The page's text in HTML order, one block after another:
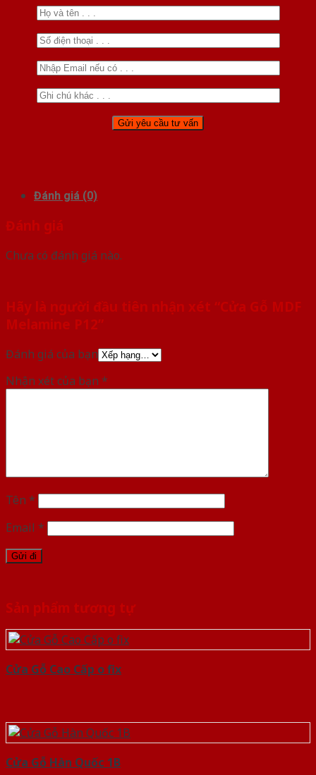
Đánh giá (0)
Đánh giá
Chưa có đánh giá nào.
Hãy là người đầu tiên nhận xét “Cửa Gỗ MDF
Melamine P12”
Đánh giá của bạn
Nhận xét của bạn *
Tên *
Email *
Sản phẩm tương tự
Cửa Gỗ Cao Cấp o fix
Cửa Gỗ Hàn Quốc 1B